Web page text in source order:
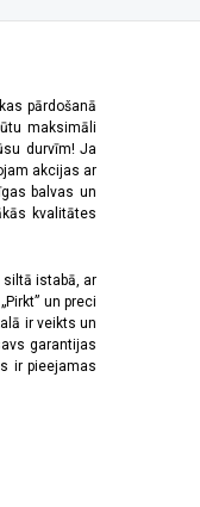
pārdošanā
maksimāli
durvīm! Ja
akcijas ar
balvas un
kvalitātes
siltā istabā, ar
un preci
ir veikts un
garantijas
ir pieejamas